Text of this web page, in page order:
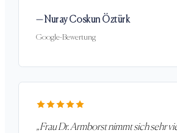
—Nuray Coskun Öztürk
Google-Bewertung
„Frau Dr. Armborst nimmt sich sehr